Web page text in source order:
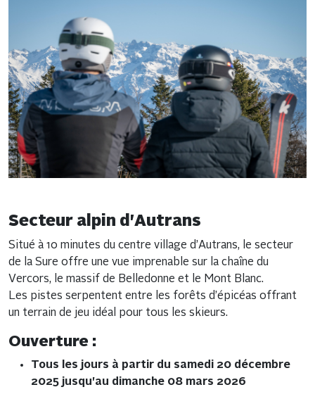
Secteur alpin d'Autrans
Situé à 10 minutes du centre village d’Autrans, le secteur
de la Sure offre une vue imprenable sur la chaîne du
Vercors, le massif de Belledonne et le Mont Blanc.
Les pistes serpentent entre les forêts d’épicéas offrant
un terrain de jeu idéal pour tous les skieurs.
Ouverture :
Tous les jours à partir du samedi 20 décembre
2025 jusqu'au dimanche 08 mars 2026